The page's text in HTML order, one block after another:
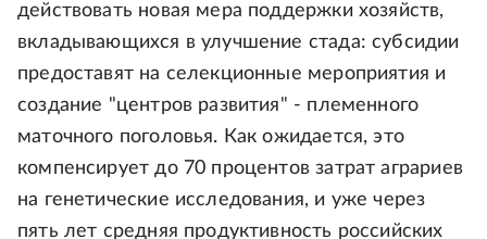
действовать новая мера поддержки хозяйств,
вкладывающихся в улучшение стада: субсидии
предоставят на селекционные мероприятия и
создание "центров развития" - племенного
маточного поголовья. Как ожидается, это
компенсирует до 70 процентов затрат аграриев
на генетические исследования, и уже через
пять лет средняя продуктивность российских